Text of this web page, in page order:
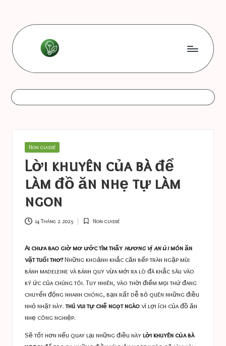
content
L
e
s
o
n
n
e
s
a
s
t
u
c
e
s
astuces
Posted
Non classé
Lời khuyên của bà để
làm đồ ăn nhẹ tự làm
ngon
14 Tháng 2 2025
Posted
Non classé
Ai chưa bao giờ mơ ước tìm thấy hương vị an ủimón ăn
vặt tuổi thơ?Những khoảnh khắc căn bếp tràn ngập mùi
bánh madeleine và bánh quy vừa mới ra lò đã khắc sâu vào
ký ức của chúng tôi. Tuy nhiên, vào thời điểm mọi thứ đang
chuyển động nhanh chóng, bạn rất dễ bỏ quên những điều
nhỏ nhặt này.thú vui tự chế ngọt ngàovì lợi ích của đồ ăn
nhẹ công nghiệp.
Sẽ tốt hơn nếu quay lại những điều nàylời khuyên của bà